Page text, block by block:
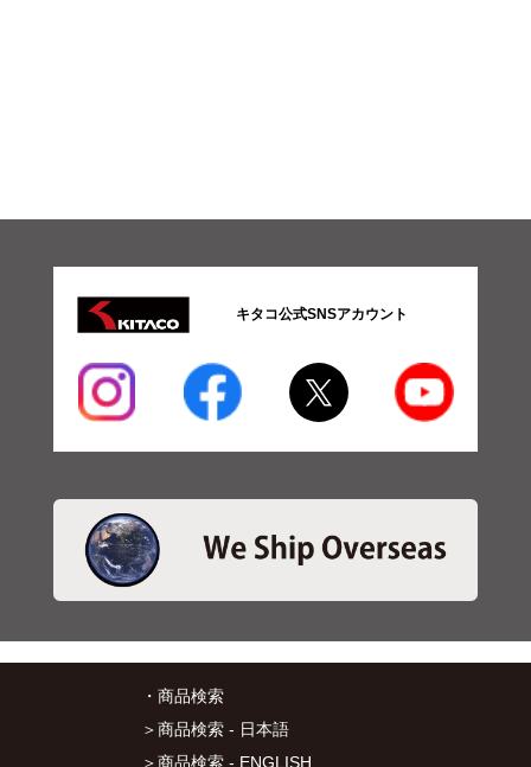
キタコ公式SNSアカウント
・商品検索
＞商品検索 - 日本語
＞商品検索 - ENGLISH